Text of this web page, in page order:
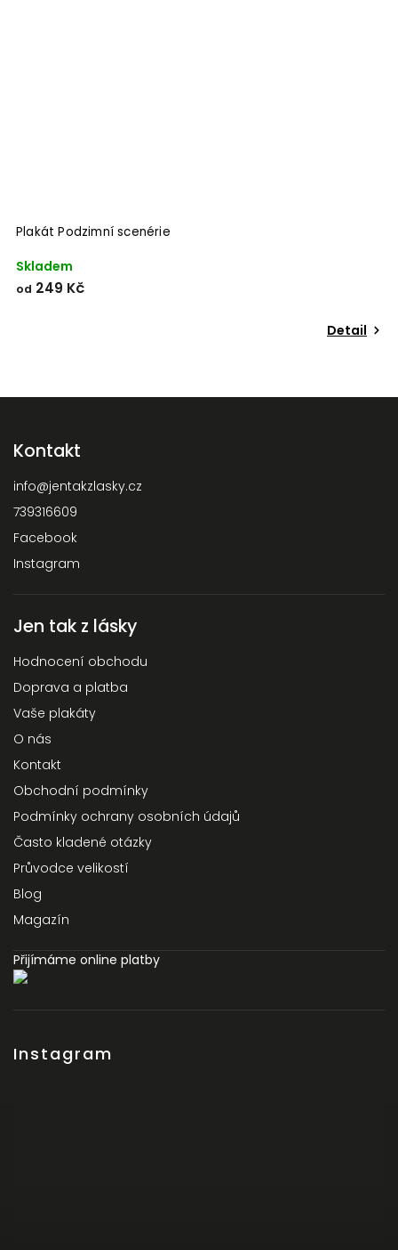
Plakát Podzimní scenérie
Skladem
od 249 Kč
Detail
Kontakt
info@jentakzlasky.cz
739316609
Facebook
Instagram
Jen tak z lásky
Hodnocení obchodu
Doprava a platba
Vaše plakáty
O nás
Kontakt
Obchodní podmínky
Podmínky ochrany osobních údajů
Často kladené otázky
Průvodce velikostí
Blog
Magazín
Přijímáme online platby
Instagram